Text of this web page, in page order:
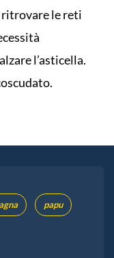
le reti
l’asticella.
papu